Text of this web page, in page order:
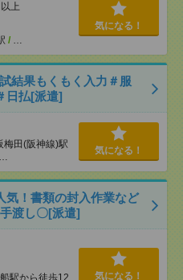
上
/ …
気になる！
結果もくもく入力＃服
日払[派遣]
梅田(阪神線)駅
…
気になる！
気！書類の封入作業など
渡し〇[派遣]
駅から徒歩12 気になる！